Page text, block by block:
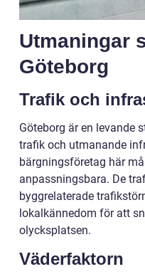
Utmaningar
Göteborg
Trafik och
Göteborg är en levande
trafik och utmanande
bärgningsföretag här
anpassningsbara. De
byggrelaterade
lokalkännedom för att
olycksplatsen.
Väderfaktorn